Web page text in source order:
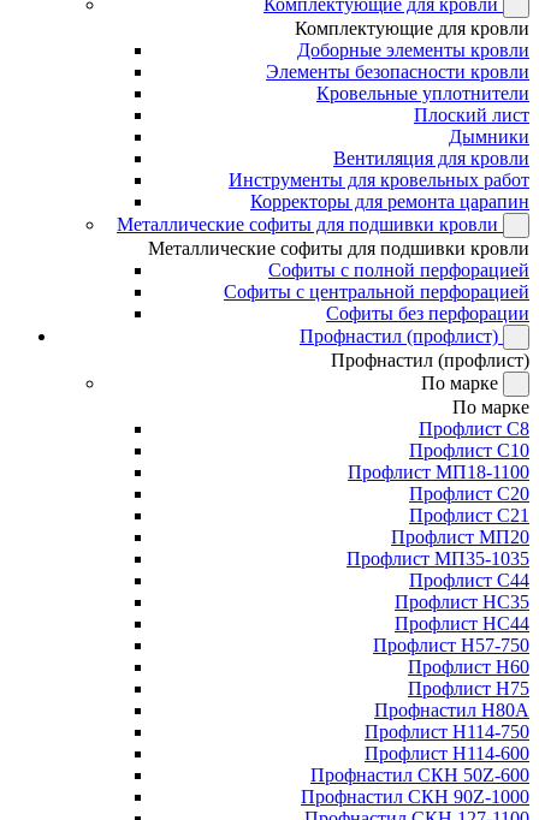
Комплектующие для кровли
Комплектующие для кровли
Доборные элементы кровли
Элементы безопасности кровли
Кровельные уплотнители
Плоский лист
Дымники
Вентиляция для кровли
Инструменты для кровельных работ
Корректоры для ремонта царапин
Металлические софиты для подшивки кровли
Металлические софиты для подшивки кровли
Софиты с полной перфорацией
Софиты с центральной перфорацией
Софиты без перфорации
Профнастил (профлист)
Профнастил (профлист)
По марке
По марке
Профлист С8
Профлист С10
Профлист МП18-1100
Профлист С20
Профлист С21
Профлист МП20
Профлист МП35-1035
Профлист С44
Профлист НС35
Профлист НС44
Профлист Н57-750
Профлист Н60
Профлист Н75
Профнастил Н80А
Профлист Н114-750
Профлист Н114-600
Профнастил СКН 50Z-600
Профнастил СКН 90Z-1000